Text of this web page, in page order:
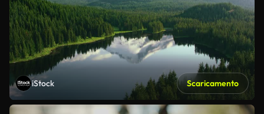
iStock Scaricamento